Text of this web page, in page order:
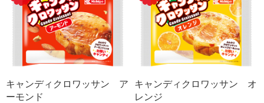
キャンディクロワッサン ア
ーモンド
キャンディクロワッサン オ
レンジ